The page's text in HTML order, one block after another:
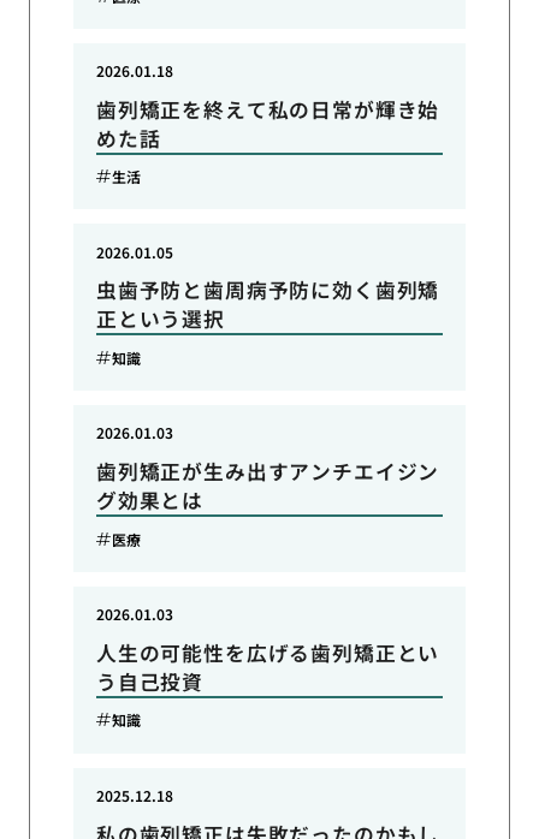
歯列矯正を終えて私の日常が輝き始
めた話
2026.01.18
生活
虫歯予防と歯周病予防に効く歯列矯
正という選択
2026.01.05
知識
歯列矯正が生み出すアンチエイジン
グ効果とは
2026.01.03
医療
人生の可能性を広げる歯列矯正とい
う自己投資
2026.01.03
知識
2025.12.18